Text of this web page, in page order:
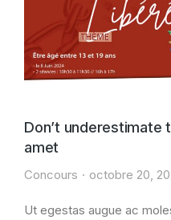
Don’t underestimate
amet
Concours octobre 20,
Ut egestas augue ac